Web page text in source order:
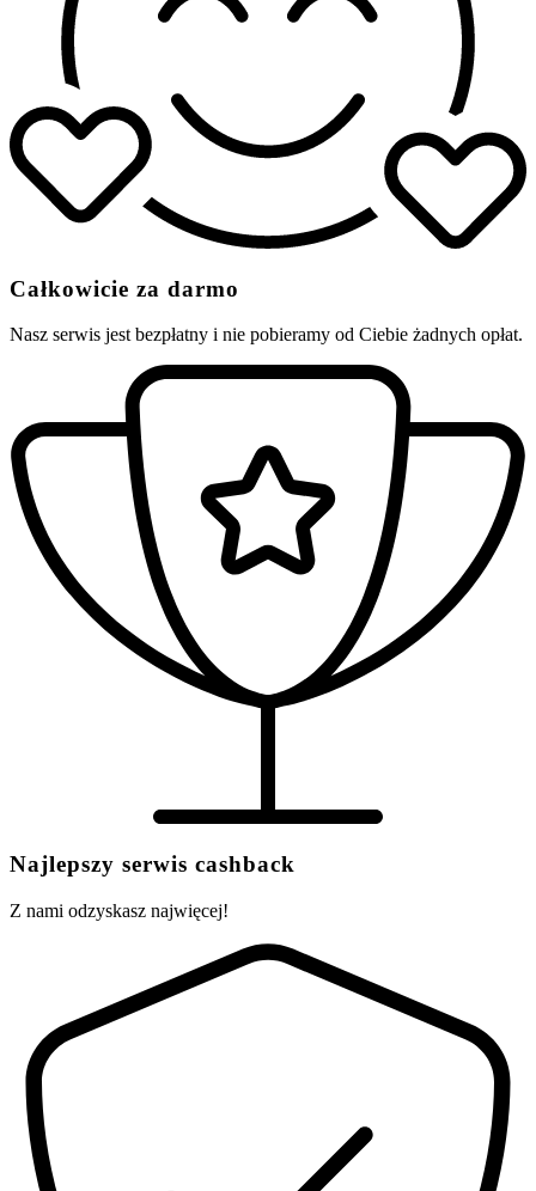
Całkowicie za darmo
Nasz serwis jest bezpłatny i nie pobieramy od Ciebie żadnych opłat.
Najlepszy serwis cashback
Z nami odzyskasz najwięcej!